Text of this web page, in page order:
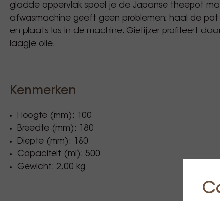
gladde oppervlak spoel je de Japanse theepot
afwasmachine geeft geen problemen; haal de pot
en plaats los in de machine. Gietijzer profiteert
laagje olie.
Kenmerken
Hoogte (mm): 100
Breedte (mm): 180
Diepte (mm): 180
Capaciteit (ml): 500
Gewicht: 2,00 kg